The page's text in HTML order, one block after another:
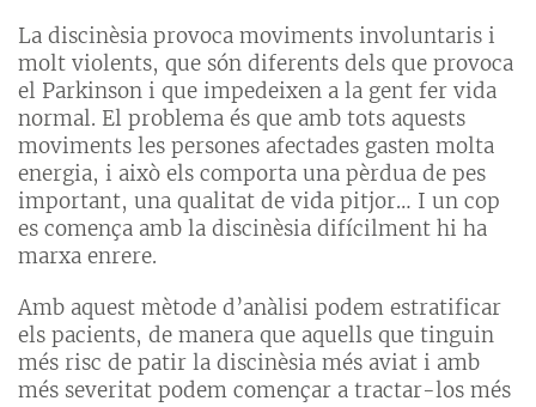
La discinèsia provoca moviments involuntaris i
molt violents, que són diferents dels que provoca
el Parkinson i que impedeixen a la gent fer vida
normal. El problema és que amb tots aquests
moviments les persones afectades gasten molta
energia, i això els comporta una pèrdua de pes
important, una qualitat de vida pitjor… I un cop
es comença amb la discinèsia difícilment hi ha
marxa enrere.
Amb aquest mètode d’anàlisi podem estratificar
els pacients, de manera que aquells que tinguin
més risc de patir la discinèsia més aviat i amb
més severitat podem començar a tractar-los més